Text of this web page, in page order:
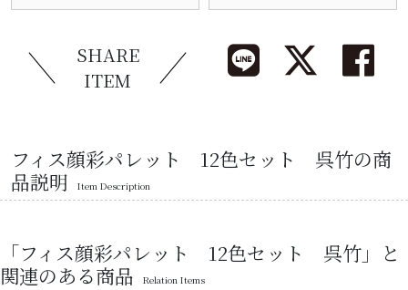
SHARE
ITEM
フィス顔彩パレット 12色セット 呉竹の商
品説明
Item Description
「フィス顔彩パレット 12色セット 呉竹」と
関連のある商品
Relation Items